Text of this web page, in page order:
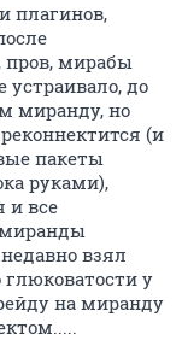
плагинов,
пров, мирабы
до
миранду, но
(и
пакеты
руками),
и все
миранды
взял
у
на миранду